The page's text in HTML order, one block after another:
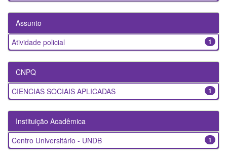
Assunto
1
Atividade policial
CNPQ
1
CIENCIAS SOCIAIS APLICADAS
Instituição Acadêmica
1
Centro Universitário - UNDB